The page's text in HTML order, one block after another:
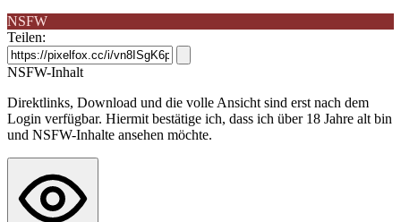
NSFW
Teilen:
NSFW-Inhalt
Direktlinks, Download und die volle Ansicht sind erst nach dem
Login verfügbar. Hiermit bestätige ich, dass ich über 18 Jahre alt bin
und NSFW-Inhalte ansehen möchte.